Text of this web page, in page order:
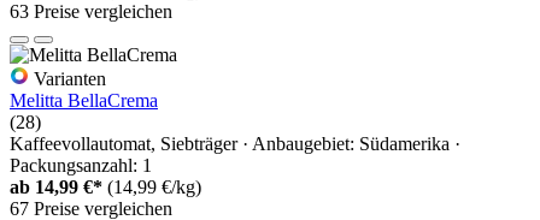
63 Preise vergleichen
Varianten
Melitta BellaCrema
(28)
Kaffeevollautomat, Siebträger · Anbaugebiet: Südamerika ·
Packungsanzahl: 1
ab 14,99 €* (14,99 €/kg)
67 Preise vergleichen